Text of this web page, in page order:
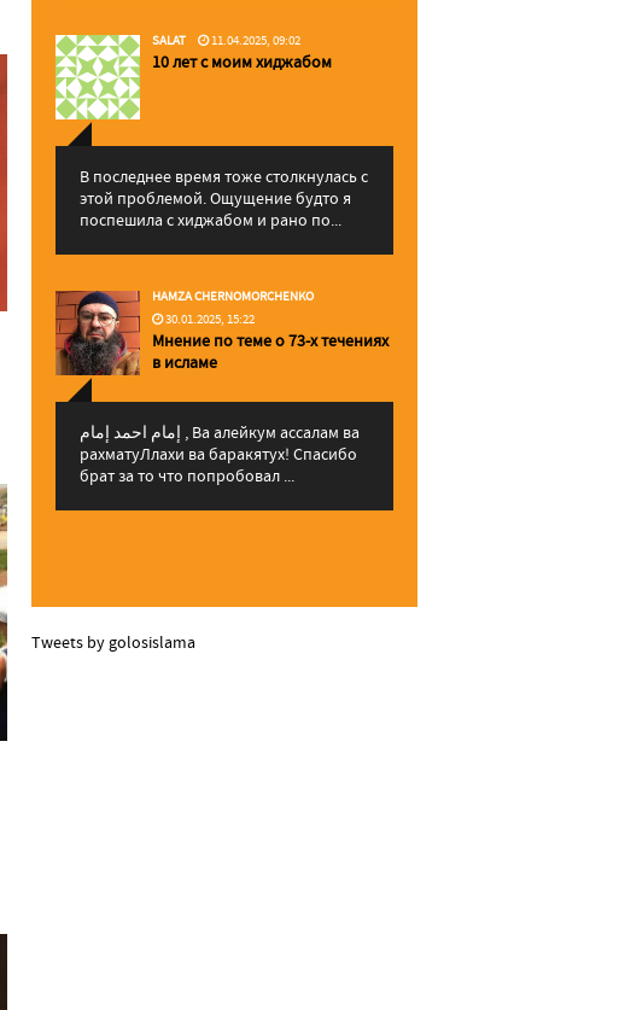
SALAT 11.04.2025, 09:02
10 лет с моим хиджабом
В последнее время тоже столкнулась с
этой проблемой. Ощущение будто я
поспешила с хиджабом и рано по...
HAMZA CHERNOMORCHENKO
30.01.2025, 15:22
Мнение по теме о 73-х течениях
в исламе
إمام احمد إمام , Ва алейкум ассалам ва
рахматуЛлахи ва баракятух! Спасибо
брат за то что попробовал ...
Tweets by golosislama